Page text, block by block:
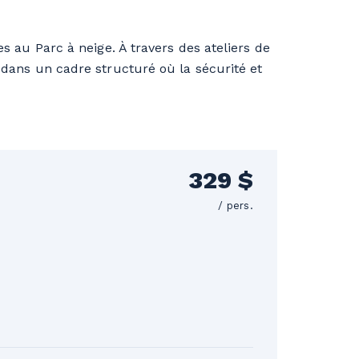
au Parc à neige. À travers des ateliers de
un cadre structuré où la sécurité et
329 $
/ pers.